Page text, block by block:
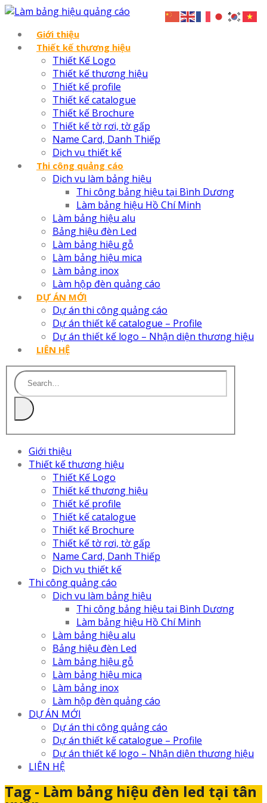
Giới thiệu
Thiết kế thương hiệu
Thiết Kế Logo
Thiết kế thương hiệu
Thiết kế profile
Thiết kế catalogue
Thiết kế Brochure
Thiết kế tờ rơi, tờ gấp
Name Card, Danh Thiếp
Dịch vụ thiết kế
Thi công quảng cáo
Dịch vu làm bảng hiệu
Thi công bảng hiệu tại Bình Dương
Làm bảng hiệu Hồ Chí Minh
Làm bảng hiệu alu
Bảng hiệu đèn Led
Làm bảng hiệu gỗ
Làm bảng hiệu mica
Làm bảng inox
Làm hộp đèn quảng cáo
DỰ ÁN MỚI
Dự án thi công quảng cáo
Dự án thiết kế catalogue – Profile
Dự án thiết kế logo – Nhận diện thương hiệu
LIÊN HỆ
Giới thiệu
Thiết kế thương hiệu
Thiết Kế Logo
Thiết kế thương hiệu
Thiết kế profile
Thiết kế catalogue
Thiết kế Brochure
Thiết kế tờ rơi, tờ gấp
Name Card, Danh Thiếp
Dịch vụ thiết kế
Thi công quảng cáo
Dịch vu làm bảng hiệu
Thi công bảng hiệu tại Bình Dương
Làm bảng hiệu Hồ Chí Minh
Làm bảng hiệu alu
Bảng hiệu đèn Led
Làm bảng hiệu gỗ
Làm bảng hiệu mica
Làm bảng inox
Làm hộp đèn quảng cáo
DỰ ÁN MỚI
Dự án thi công quảng cáo
Dự án thiết kế catalogue – Profile
Dự án thiết kế logo – Nhận diện thương hiệu
LIÊN HỆ
Tag - Làm bảng hiệu đèn led tại tân